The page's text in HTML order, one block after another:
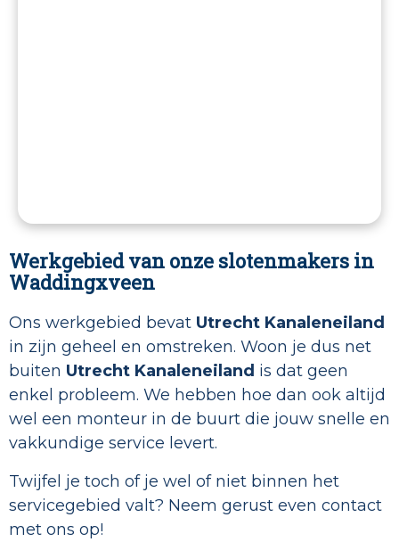
Werkgebied van onze slotenmakers in
Waddingxveen
Ons werkgebied bevat Utrecht Kanaleneiland
in zijn geheel en omstreken. Woon je dus net
buiten Utrecht Kanaleneiland is dat geen
enkel probleem. We hebben hoe dan ook altijd
wel een monteur in de buurt die jouw snelle en
vakkundige service levert.
Twijfel je toch of je wel of niet binnen het
servicegebied valt? Neem gerust even contact
met ons op!